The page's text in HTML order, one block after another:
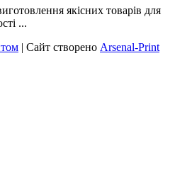
якісних товарів для
...
| Сайт створено Arsenal-Print